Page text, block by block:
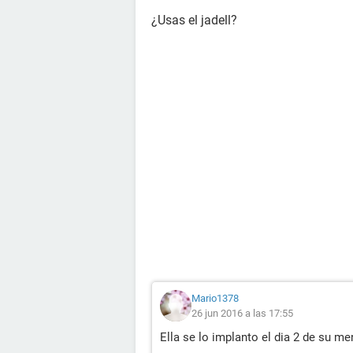
¿Usas el jadell?
Mario1378
26 jun 2016 a las 17:55
Ella se lo implanto el dia 2 de su